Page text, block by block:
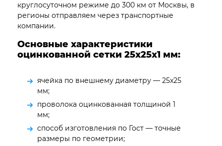
круглосуточном режиме до 300 км от Москвы, в
регионы отправляем через транспортные
компании.
Основные характеристики
оцинкованной сетки 25х25х1 мм:
ячейка по внешнему диаметру — 25х25
мм;
проволока оцинкованная толщиной 1
мм;
способ изготовления по Гост — точные
размеры по геометрии;